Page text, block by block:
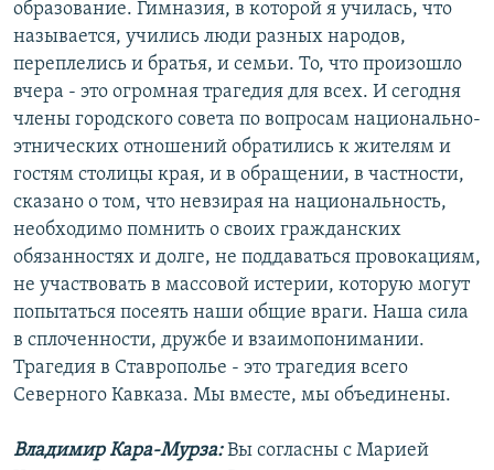
образование. Гимназия, в которой я училась, что
называется, учились люди разных народов,
переплелись и братья, и семьи. То, что произошло
вчера - это огромная трагедия для всех. И сегодня
члены городского совета по вопросам национально-
этнических отношений обратились к жителям и
гостям столицы края, и в обращении, в частности,
сказано о том, что невзирая на национальность,
необходимо помнить о своих гражданских
обязанностях и долге, не поддаваться провокациям,
не участвовать в массовой истерии, которую могут
попытаться посеять наши общие враги. Наша сила
в сплоченности, дружбе и взаимопонимании.
Трагедия в Ставрополье - это трагедия всего
Северного Кавказа. Мы вместе, мы объединены.
Владимир Кара-Мурза:Вы согласны с Марией